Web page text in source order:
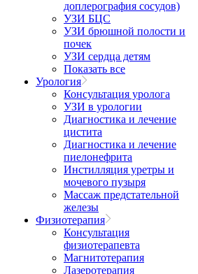
доплерография сосудов)
УЗИ БЦС
УЗИ брюшной полости и
почек
УЗИ сердца детям
Показать все
Урология
Консультация уролога
УЗИ в урологии
Диагностика и лечение
цистита
Диагностика и лечение
пиелонефрита
Инстилляция уретры и
мочевого пузыря
Массаж предстательной
железы
Физиотерапия
Консультация
физиотерапевта
Магнитотерапия
Лазеротерапия